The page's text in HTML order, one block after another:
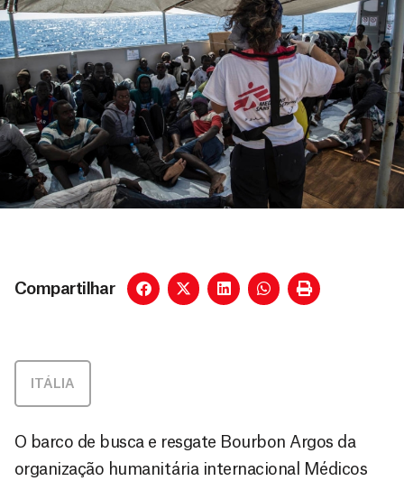
Compartilhar
ITÁLIA
O barco de busca e resgate Bourbon Argos da
organização humanitária internacional Médicos